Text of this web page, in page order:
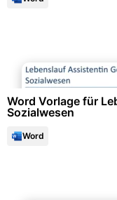
Word Vorlage für
Sozialwesen
Word